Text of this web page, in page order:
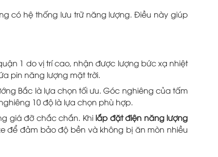
có hệ thống lưu trữ năng lượng. Điều này giúp
1 do vị trí cao, nhận được lượng bức xạ nhiệt
pin năng lượng mặt trời.
Bắc là lựa chọn tối ưu. Góc nghiêng của tấm
10 độ là lựa chọn phù hợp.
giá đỡ chắc chắn. Khi lắp đặt điện năng lượng
để đảm bảo độ bền và không bị ăn mòn nhiều